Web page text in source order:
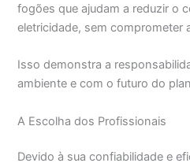
fogões que ajudam a reduzir o
eletricidade, sem comprometer
Isso demonstra a
ambiente e com o futuro do
A Escolha dos Profissionais
Devido à sua confiabilidade e